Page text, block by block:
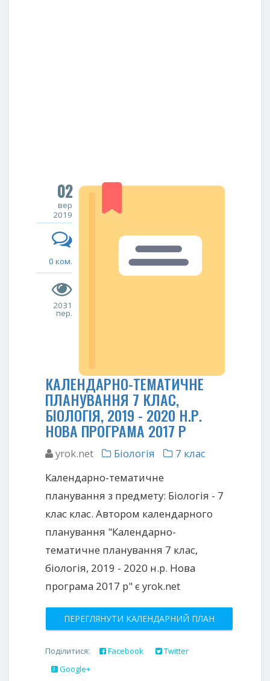
02
вер
2019
0 ком.
2031
пер.
КАЛЕНДАРНО-ТЕМАТИЧНЕ
ПЛАНУВАННЯ 7 КЛАС,
БІОЛОГІЯ, 2019 - 2020 Н.Р.
НОВА ПРОГРАМА 2017 Р
yrok.net Біологія
7 клас
Календарно-тематичне
планування з предмету: Біологія - 7
клас клас. Автором календарного
планування "Календарно-
тематичне планування 7 клас,
біологія, 2019 - 2020 н.р. Нова
програма 2017 р" є yrok.net
ПЕРЕГЛЯНУТИ КАЛЕНДАРНИЙ ПЛАН
Поділитися: Facebook
Twitter
Google+